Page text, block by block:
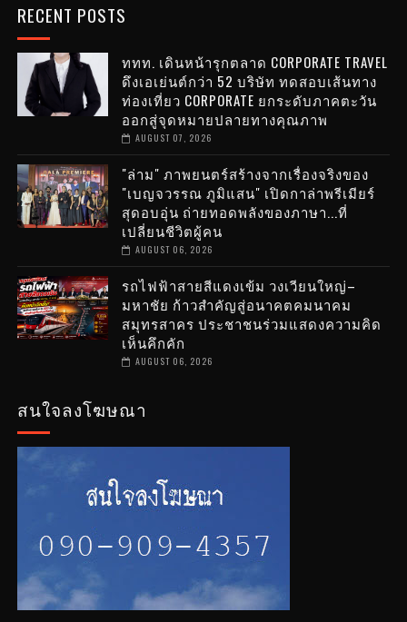
RECENT POSTS
ททท. เดินหน้ารุกตลาด CORPORATE TRAVEL
ดึงเอเย่นต์กว่า 52 บริษัท ทดสอบเส้นทาง
ท่องเที่ยว CORPORATE ยกระดับภาคตะวัน
ออกสู่จุดหมายปลายทางคุณภาพ
AUGUST 07, 2026
"ล่าม" ภาพยนตร์สร้างจากเรื่องจริงของ
"เบญจวรรณ ภูมิแสน" เปิดกาล่าพรีเมียร์
สุดอบอุ่น ถ่ายทอดพลังของภาษา...ที่
เปลี่ยนชีวิตผู้คน
AUGUST 06, 2026
รถไฟฟ้าสายสีแดงเข้ม วงเวียนใหญ่–
มหาชัย ก้าวสำคัญสู่อนาคตคมนาคม
สมุทรสาคร ประชาชนร่วมแสดงความคิด
เห็นคึกคัก
AUGUST 06, 2026
สนใจลงโฆษณา